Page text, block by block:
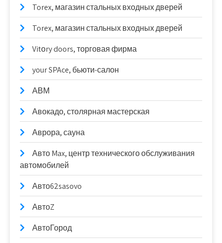
Torex, магазин стальных входных дверей
Torex, магазин стальных входных дверей
Vitоry doors, торговая фирма
your SPAce, бьюти-салон
АВМ
Авокадо, столярная мастерская
Аврора, сауна
Авто Max, центр технического обслуживания
автомобилей
Авто62sasovo
АвтоZ
АвтоГород